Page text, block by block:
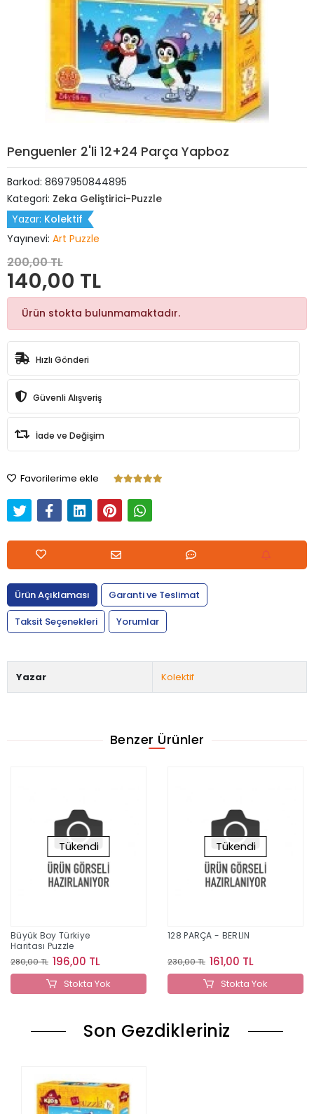
Penguenler 2'li 12+24 Parça Yapboz
Barkod: 8697950844895
Kategori: Zeka Geliştirici-Puzzle
Yazar: Kolektif
Yayınevi: Art Puzzle
200,00 TL
140,00 TL
Ürün stokta bulunmamaktadır.
Hızlı Gönderi
Güvenli Alışveriş
İade ve Değişim
Favorilerime ekle
Ürün Açıklaması
Garanti ve Teslimat
Taksit Seçenekleri
Yorumlar
Yazar Kolektif
Benzer Ürünler
Tükendi
Büyük Boy Türkiye
Haritası Puzzle
280,00 TL 196,00 TL
Stokta Yok
Tükendi
128 PARÇA - BERLIN
230,00 TL 161,00 TL
Stokta Yok
Son Gezdikleriniz